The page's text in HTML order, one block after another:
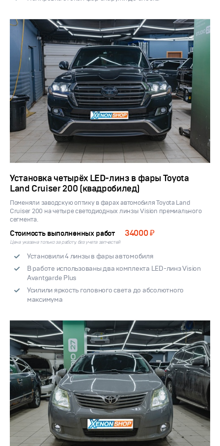
Установка четырёх LED-линз в фары Toyota
Land Cruiser 200 (квадробилед)
Поменяли заводскую оптику в фарах автомобиля Toyota Land
Cruiser 200 на четыре светодиодных линзы Vision премиального
сегмента.
Стоимость выполненных работ 34000 ₽
Цена указана только за работу, без учета запчастей
Установили 4 линзы в фары автомобиля
В работе использованы два комплекта LED-линз Vision
Avantgarde Plus
Усилили яркость головного света до абсолютного
максимума